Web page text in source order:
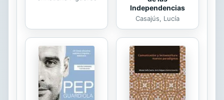
Independencias
Casajús, Lucía